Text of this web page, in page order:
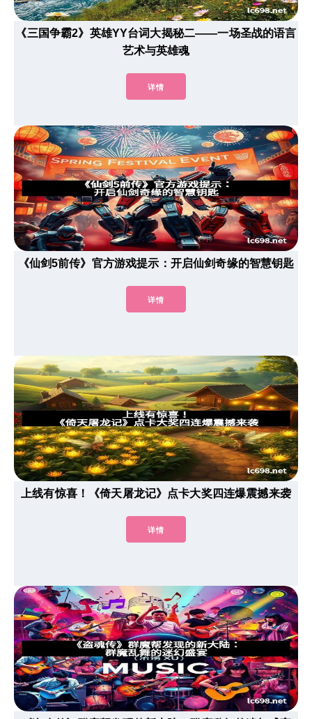
《三国争霸2》英雄YY台词大揭秘二——一场圣战的语言
艺术与英雄魂
详情
《仙剑5前传》官方游戏提示：开启仙剑奇缘的智慧钥匙
详情
上线有惊喜！《倚天屠龙记》点卡大奖四连爆震撼来袭
详情